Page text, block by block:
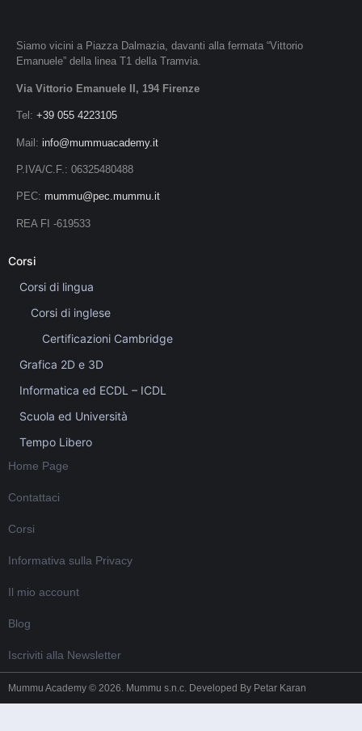
Siamo vicini a Piazza Dalmazia, davanti alla fermata “Vittorio
Emanuele” della linea T1 della Tramvia.
Via Vittorio Emanuele II, 194 Firenze
Tel: +39 055 4223105
Mail: info@mummuacademy.it
P.IVA/C.F.: 06325480488
PEC: mummu@pec.mummu.it
REA FI -619533
Corsi
Corsi di lingua
Corsi di inglese
Certificazioni Cambridge
Grafica 2D e 3D
Informatica ed ECDL – ICDL
Scuola ed Università
Tempo Libero
Home Page
Contattaci
Corsi
Informativa sulla Privacy
Il mio account
Blog
Iscriviti alla Newsletter
Mummu Academy © 2026. Mummu s.n.c. Developed By Petar Karan